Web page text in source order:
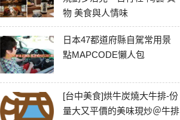
物 美食與人情味
日本47都道府縣自駕常用景
點MAPCODE懶人包
[台中美食]烘牛炭燒大牛排-份
量大又平價的美味現炒＠牛排